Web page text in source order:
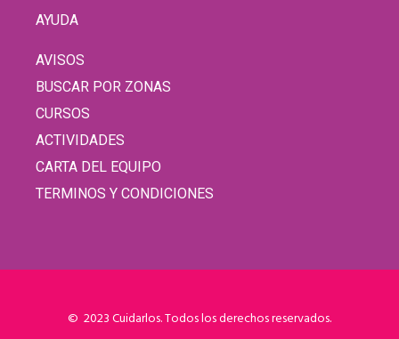
AYUDA
AVISOS
BUSCAR POR ZONAS
CURSOS
ACTIVIDADES
CARTA DEL EQUIPO
TERMINOS Y CONDICIONES
© 2023 Cuidarlos. Todos los derechos reservados.